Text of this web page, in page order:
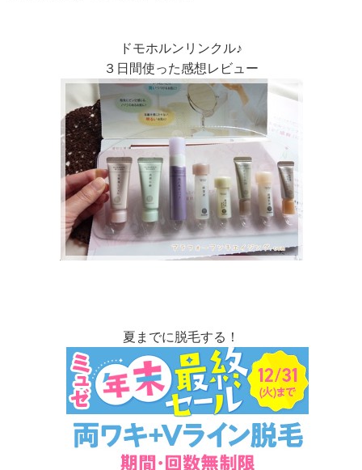
ドモホルンリンクル♪
３日間使った感想レビュー
夏までに脱毛する！